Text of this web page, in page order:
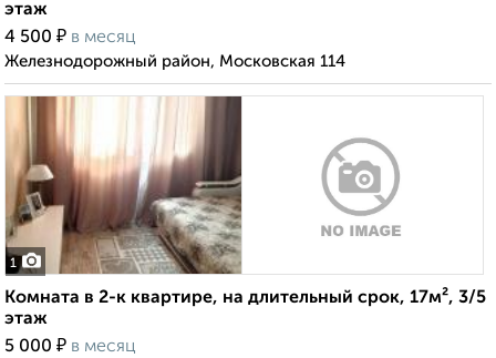
этаж
4 500 ₽ в месяц
Железнодорожный район, Московская 114
1
Комната в 2-к квартире, на длительный срок, 17м², 3/5
этаж
5 000 ₽ в месяц